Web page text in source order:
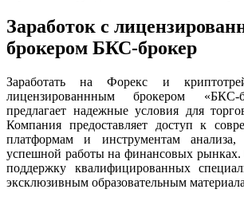
Заработок с
брокером БКС-брокер
Заработать на Форекс и
лицензированнным брокером «БКС-
предлагает надежные условия для
Компания предоставляет доступ к
платформам и инструментам
успешной работы на финансовых
поддержку квалифицированных
эксклюзивным образовательным